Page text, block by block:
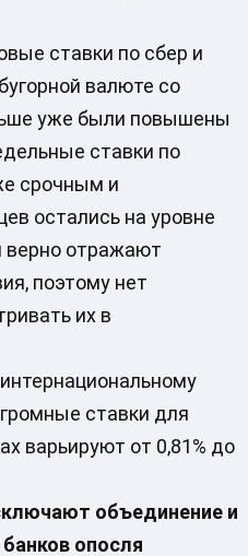
ставки по сбер и
валюте со
уже были повышены
ставки по
срочным и
остались на уровне
верно отражают
поэтому нет
их в
ставки для
варьируют от 0,81% до
объединение и
опосля